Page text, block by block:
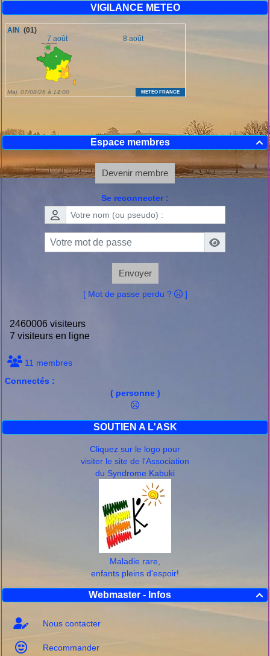
VIGILANCE METEO

Espace membres
Devenir membre
Se reconnecter :
Envoyer
[ Mot de passe perdu ? ]
2460006 visiteurs
7 visiteurs en ligne
11 membres
Connectés :
( personne )
SOUTIEN A L'ASK
Cliquez sur le logo pour
visiter le site de l'Association
du Syndrome Kabuki
Maladie rare,
enfants pleins d'espoir!

Webmaster - Infos
Nous contacter
Recommander